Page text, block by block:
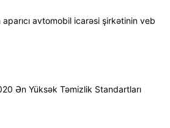
aparıcı avtomobil icarəsi şirkətinin veb
Ən Yüksək Təmizlik Standartları